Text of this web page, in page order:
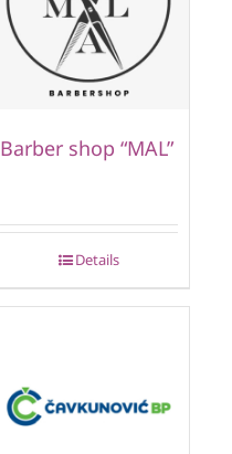
Barber shop “MAL”
Details